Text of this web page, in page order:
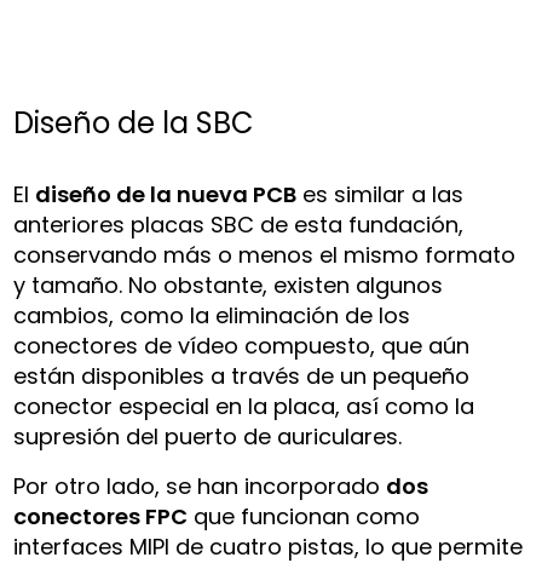
Diseño de la SBC
El diseño de la nueva PCB es similar a las
anteriores placas SBC de esta fundación,
conservando más o menos el mismo formato
y tamaño. No obstante, existen algunos
cambios, como la eliminación de los
conectores de vídeo compuesto, que aún
están disponibles a través de un pequeño
conector especial en la placa, así como la
supresión del puerto de auriculares.
Por otro lado, se han incorporado dos
conectores FPC que funcionan como
interfaces MIPI de cuatro pistas, lo que permite